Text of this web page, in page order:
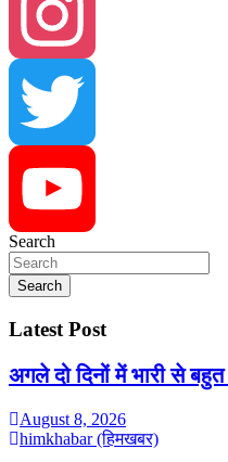
Facebook
Instagram
Twitter
YouTube
Search
Search
Latest Post
अगले दो दिनों में भारी से बहुत
August 8, 2026
himkhabar (हिमखबर)